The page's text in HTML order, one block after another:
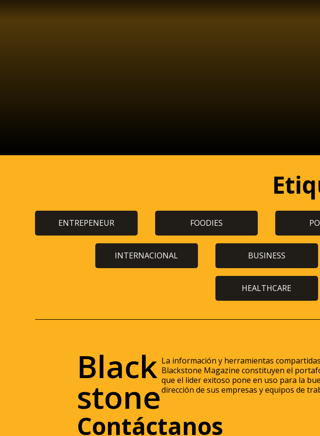
ENTREPENEUR FOODIES
INTERNACIONAL BUSINESS
HEALTHCARE
Black
stone
La información y herramientas
Blackstone Magazine constituyen el
que el lider exitoso pone en uso para la
dirección de sus empresas y equipos de
Contáctanos